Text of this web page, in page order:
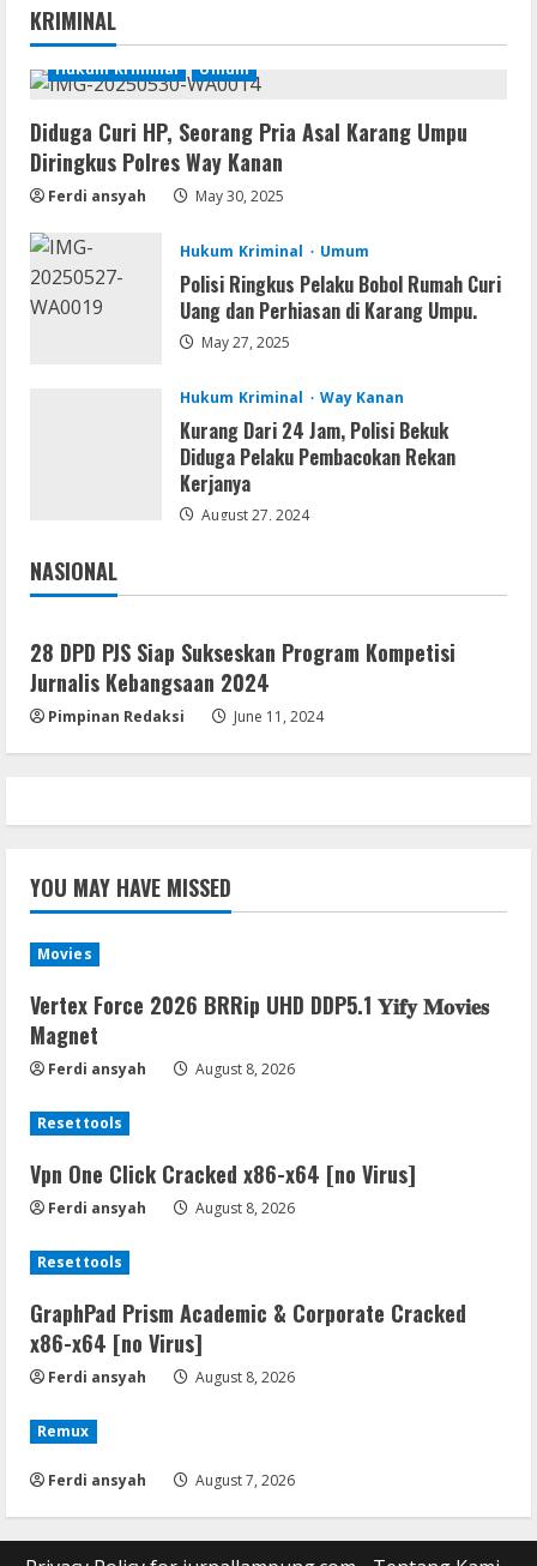
1 August 8, 2026
Resettools
Vpn One Click Cracked x86-x64 [no
Virus]
Resettools
GraphPad Prism Academic & Corporate
Cracked x86-x64 [no Virus]
Remux
August 7, 2026
5
Direct Link 2026
August 7, 2026
KRIMINAL
Hukum Kriminal Umum
Diduga Curi HP, Seorang Pria Asal Karang Umpu
Diringkus Polres Way Kanan
Ferdi ansyah May 30, 2025
Hukum Kriminal Umum
Polisi Ringkus Pelaku Bobol Rumah Curi
Uang dan Perhiasan di Karang Umpu.
May 27, 2025
Hukum Kriminal Way Kanan
Kurang Dari 24 Jam, Polisi Bekuk
Diduga Pelaku Pembacokan Rekan
Kerjanya
August 27, 2024
NASIONAL
Jakarta
28 DPD PJS Siap Sukseskan Program Kompetisi
Jurnalis Kebangsaan 2024
Pimpinan Redaksi June 11, 2024
YOU MAY HAVE MISSED
Movies
Vertex Force 2026 BRRip UHD DDP5.1 𝐘𝐢𝐟𝐲 𝐌𝐨𝐯𝐢𝐞𝐬
Magnet
Ferdi ansyah August 8, 2026
Resettools
Vpn One Click Cracked x86-x64 [no Virus]
Ferdi ansyah August 8, 2026
Resettools
GraphPad Prism Academic & Corporate Cracked
x86-x64 [no Virus]
Ferdi ansyah August 8, 2026
Remux
Ferdi ansyah August 7, 2026